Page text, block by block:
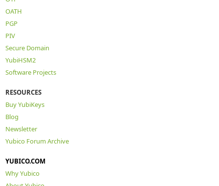
OATH
PGP
PIV
Secure Domain
YubiHSM2
Software Projects
RESOURCES
Buy YubiKeys
Blog
Newsletter
Yubico Forum Archive
YUBICO.COM
Why Yubico